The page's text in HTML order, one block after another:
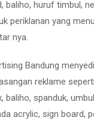
baliho, huruf timbul,
periklanan yang
nya.
Bandung
reklame
baliho, spanduk,
acrylic, sign board,